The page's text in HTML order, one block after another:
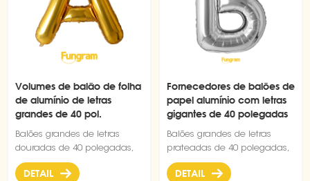
Volumes de balão de folha
de alumínio de letras
grandes de 40 pol.
Balões grandes de letras
douradas de 40 polegadas,
material de folha de mylar
de alumínio, lindo formato
DETAIL
Fornecedores de balões de
papel alumínio com letras
gigantes de 40 polegadas
Balões grandes de letras
prateadas de 40 polegadas,
material de folha de mylar
de alumínio, lindo formato
DETAIL